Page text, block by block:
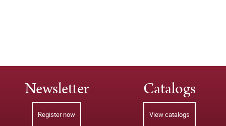
Newsletter
Register now
Catalogs
View catalogs